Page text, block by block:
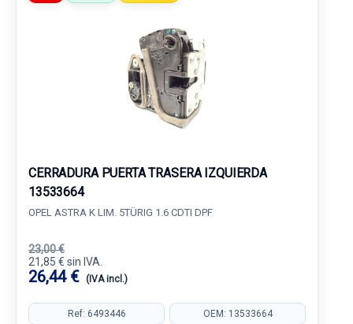
CERRADURA PUERTA TRASERA IZQUIERDA
13533664
OPEL ASTRA K LIM. 5TÜRIG 1.6 CDTI DPF
23,00 €
21,85 € sin IVA.
26,44 € (IVA incl.)
Ref: 6493446 OEM: 13533664